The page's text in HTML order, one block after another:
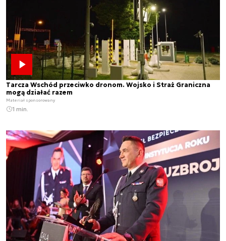
Tarcza Wschód przeciwko dronom. Wojsko i Straż Graniczna
mogą działać razem
Materiał sponsorowany
1 min.